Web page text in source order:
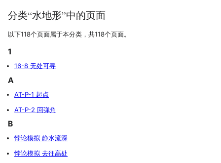
分类“水地形”中的页面
以下118个页面属于本分类，共118个页面。
1
16-8 无处可寻
A
AT-P-1 起点
AT-P-2 回弹角
B
悖论模拟 静水流深
悖论模拟 去往高处